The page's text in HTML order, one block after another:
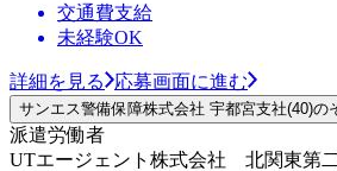
交通費支給
未経験OK
詳細を見る 応募画面に進む
サンエス警備保障株式会社 宇都宮支社(40)の
派遣労働者
UTエージェント株式会社 北関東第